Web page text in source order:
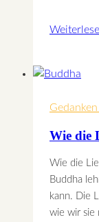
Wie die
Wie die
Buddha
kann. Die
wie wir sie